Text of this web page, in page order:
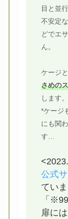
目と並
不安定
どでエ
ん。
ケージ
さめの
します。
*ケージ
にも関
す…
公式
ていま
「
扉に